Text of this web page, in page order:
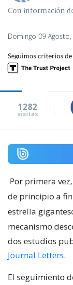
Con información
Domingo 09
Seguimos criterios de
1282
visitas
Por primera
de principio a
estrella
mecanismo
dos estudios
Journal Letters.
El seguimiento